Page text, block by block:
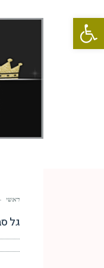
פתח סרגל נגישות
ראשי
גל